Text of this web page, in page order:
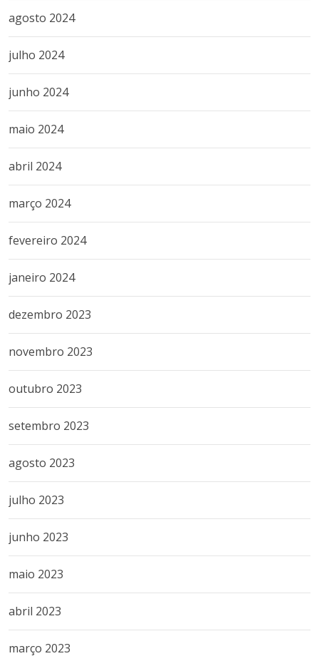
agosto 2024
julho 2024
junho 2024
maio 2024
abril 2024
março 2024
fevereiro 2024
janeiro 2024
dezembro 2023
novembro 2023
outubro 2023
setembro 2023
agosto 2023
julho 2023
junho 2023
maio 2023
abril 2023
março 2023